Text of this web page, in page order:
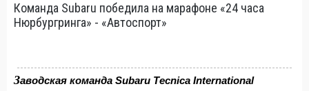
Команда Subaru победила на марафоне «24 часа
Нюрбургринга» - «Автоспорт»
Заводская команда Subaru Tecnica International